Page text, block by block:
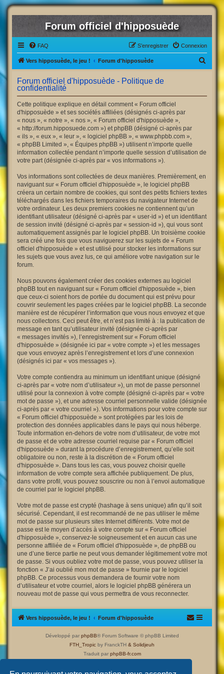
Forum officiel d'hipposuède
FAQ Connexion
S’enregistrer
Vers hipposuède, le jeu ! Forum d'hipposuède
h
Forum officiel d'hipposuède - Politique de
confidentialité
Cette politique explique en détail comment « Forum officiel
d'hipposuède » et ses sociétés affiliées (désignés ci-après par
« nous », « notre », « nos », « Forum officiel d'hipposuède »,
« http://forum.hipposuede.com ») et phpBB (désigné ci-après par
« ils », « eux », « leur », « logiciel phpBB », « www.phpbb.com »,
« phpBB Limited », « Équipes phpBB ») utilisent n’importe quelle
information collectée pendant n’importe quelle session d’utilisation de
votre part (désignée ci-après par « vos informations »).
Vos informations sont collectées de deux manières. Premièrement, en
naviguant sur « Forum officiel d'hipposuède », le logiciel phpBB
créera un certain nombre de cookies, qui sont des petits fichiers textes
téléchargés dans les fichiers temporaires du navigateur Internet de
votre ordinateur. Les deux premiers cookies ne contiennent qu’un
identifiant utilisateur (désigné ci-après par « user-id ») et un identifiant
de session invité (désigné ci-après par « session-id »), qui vous sont
automatiquement assignés par le logiciel phpBB. Un troisième cookie
sera créé une fois que vous naviguerez sur les sujets de « Forum
officiel d'hipposuède » et est utilisé pour stocker les informations sur
les sujets que vous avez lus, ce qui améliore votre navigation sur le
forum.
Nous pouvons également créer des cookies externes au logiciel
phpBB tout en naviguant sur « Forum officiel d'hipposuède », bien
que ceux-ci soient hors de portée du document qui est prévu pour
couvrir seulement les pages créées par le logiciel phpBB. La seconde
manière est de récupérer l’information que vous nous envoyez et que
nous collectons. Ceci peut être, et n’est pas limité à : la publication de
message en tant qu’utilisateur invité (désignée ci-après par
« messages invités »), l’enregistrement sur « Forum officiel
d'hipposuède » (désignée ici par « votre compte ») et les messages
que vous envoyez après l’enregistrement et lors d’une connexion
(désignés ici par « vos messages »).
Votre compte contiendra au minimum un identifiant unique (désigné
ci-après par « votre nom d’utilisateur »), un mot de passe personnel
utilisé pour la connexion à votre compte (désigné ci-après par « votre
mot de passe »), et une adresse courriel personnelle valide (désignée
ci-après par « votre courriel »). Vos informations pour votre compte sur
« Forum officiel d'hipposuède » sont protégées par les lois de
protection des données applicables dans le pays qui nous héberge.
Toute information en-dehors de votre nom d’utilisateur, de votre mot
de passe et de votre adresse courriel requise par « Forum officiel
d'hipposuède » durant la procédure d’enregistrement, qu’elle soit
obligatoire ou non, reste à la discrétion de « Forum officiel
d'hipposuède ». Dans tous les cas, vous pouvez choisir quelle
information de votre compte sera affichée publiquement. De plus,
dans votre profil, vous pouvez souscrire ou non à l’envoi automatique
de courriel par le logiciel phpBB.
Votre mot de passe est crypté (hashage à sens unique) afin qu’il soit
sécurisé. Cependant, il est recommandé de ne pas utiliser le même
mot de passe sur plusieurs sites Internet différents. Votre mot de
passe est le moyen d’accès à votre compte sur « Forum officiel
d'hipposuède », conservez-le soigneusement et en aucun cas une
personne affiliée de « Forum officiel d'hipposuède », de phpBB ou
une d’une tierce partie ne peut vous demander légitimement votre mot
de passe. Si vous oubliez votre mot de passe, vous pouvez utiliser la
fonction « J’ai oublié mon mot de passe » fournie par le logiciel
phpBB. Ce processus vous demandera de fournir votre nom
d’utilisateur et votre courriel, alors le logiciel phpBB générera un
nouveau mot de passe qui vous permettra de vous reconnecter.
Vers hipposuède, le jeu ! Forum d'hipposuède
Développé par phpBB® Forum Software © phpBB Limited
FTH_Tropic by FranckTH & Solidjeuh
Traduit par phpBB-fr.com